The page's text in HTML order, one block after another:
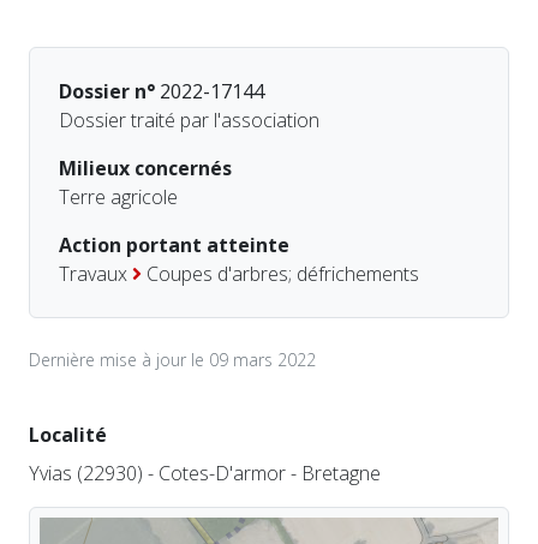
Dossier n° 2022-17144
Dossier traité par l'association
Milieux concernés
Terre agricole
Action portant atteinte
Travaux
Coupes d'arbres; défrichements
Dernière mise à jour le 09 mars 2022
Localité
Yvias (22930) - Cotes-D'armor - Bretagne